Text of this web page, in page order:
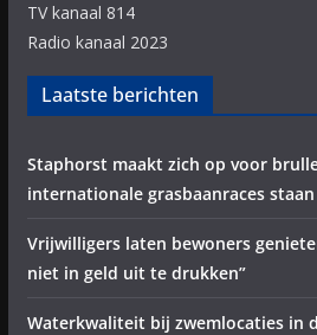
TV kanaal 814
Radio kanaal 2023
Laatste berichten
Staphorst maakt zich op voor
internationale grasbaanraces
Vrijwilligers laten bewoners
niet in geld uit te drukken”
Waterkwaliteit bij zwemlocaties in